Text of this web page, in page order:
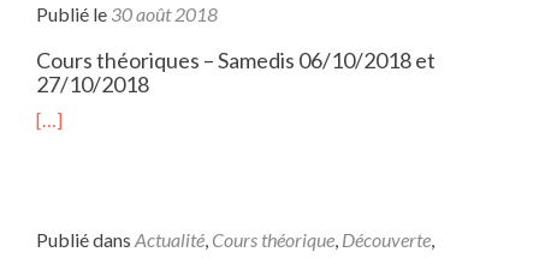
Publié le 30 août 2018
Cours théoriques – Samedis 06/10/2018 et
27/10/2018
[…]
Publié dans Actualité, Cours théorique, Découverte,